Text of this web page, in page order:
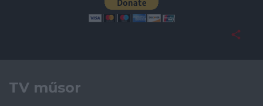
TV műsor